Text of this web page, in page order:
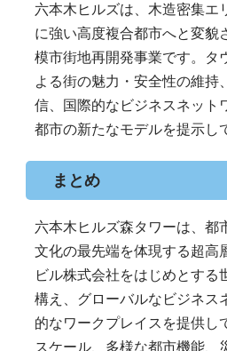
六本木ヒルズは、木造密集エ
に強い高度複合都市へと変貌
模市街地再開発事業です。タ
よる街の魅力・安全性の維持
信、国際的なビジネスネット
都市の新たなモデルを提示し
まとめ
六本木ヒルズ森タワーは、都
文化の最先端を体現する超高
ビル株式会社をはじめとする
構え、グローバルなビジネス
的なワークプレイスを提供し
スケール、多様な都市機能、